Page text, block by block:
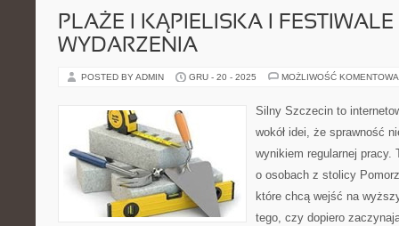
PLAŻE I KĄPIELISKA I FESTIWALE
WYDARZENIA
POSTED BY ADMIN GRU - 20 - 2025 MOŻLIWOŚĆ
Silny Szczecin to
wokół idei, że sprawność
wynikiem regularnej pracy.
o osobach z stolicy
które chcą wejść na
tego, czy dopiero